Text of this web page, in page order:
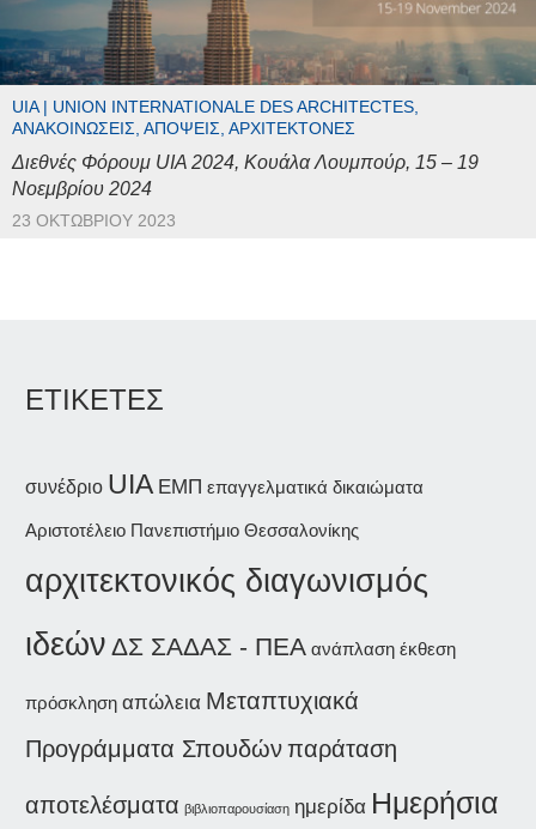
UIA | UNION INTERNATIONALE DES ARCHITECTES,
ΑΝΑΚΟΙΝΏΣΕΙΣ, ΑΠΌΨΕΙΣ, ΑΡΧΙΤΈΚΤΟΝΕΣ
Διεθνές Φόρουμ UIA 2024, Κουάλα Λουμπούρ, 15 – 19
Νοεμβρίου 2024
23 ΟΚΤΩΒΡΊΟΥ 2023
ΕΤΙΚΕΤΕΣ
συνέδριο UIA ΕΜΠ επαγγελματικά δικαιώματα
Αριστοτέλειο Πανεπιστήμιο Θεσσαλονίκης
αρχιτεκτονικός διαγωνισμός
ιδεών ΔΣ ΣΑΔΑΣ - ΠΕΑ ανάπλαση έκθεση
πρόσκληση απώλεια Μεταπτυχιακά
Προγράμματα Σπουδώνπαράταση
αποτελέσματα βιβλιοπαρουσίαση ημερίδα Ημερήσια